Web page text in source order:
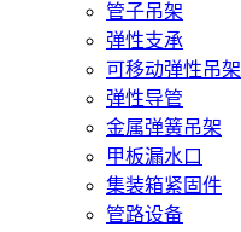
管子吊架
弹性支承
可移动弹性吊架
弹性导管
金属弹簧吊架
甲板漏水口
集装箱紧固件
管路设备